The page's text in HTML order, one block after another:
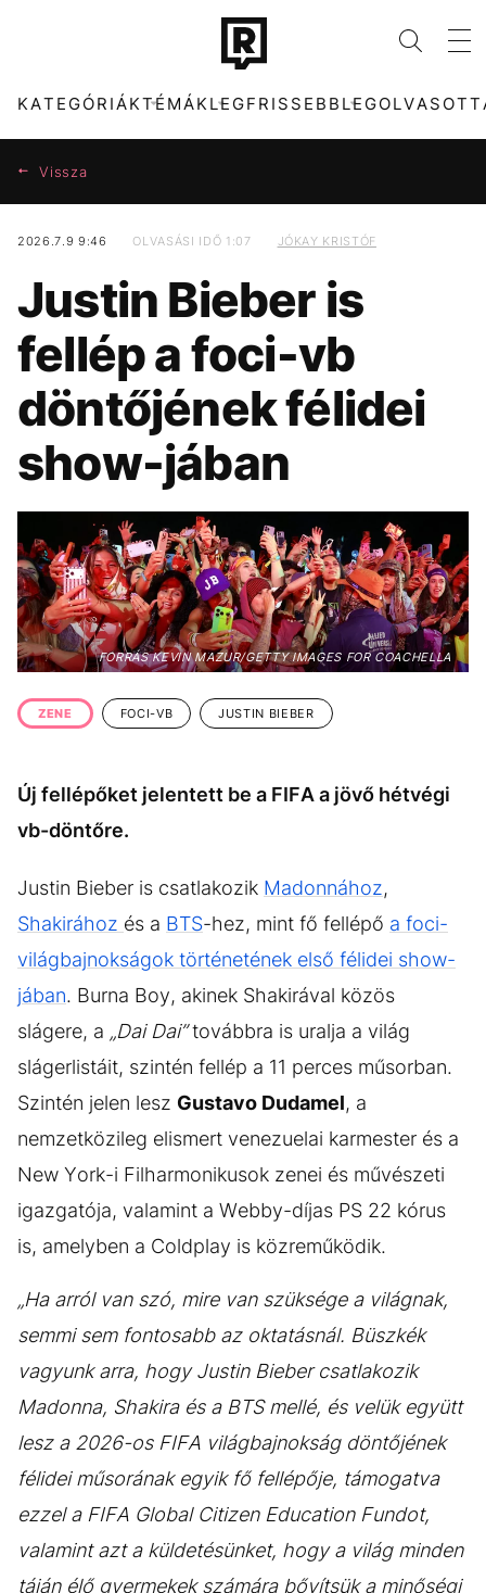
KATEGÓRIÁKTÉMÁKLEGFRISSEBB
ZENE DIVAT
KULTÚRA ENTR
FILM + SOROZAT TECH-TUDOMÁNY
SPORT TÁRSADALOM
ÉLETMÓD DESIGN
BESZÉLGETÉSEK ARCOK
VIDEÓ TÖRTÉNETEK
GASZTRO
FIDESZ CELEB
SEBESTYÉN BALÁZS KONCERT
PARLAMENT ENERGIAVÁLSÁG
MTVA DUNA
Vissza
2026.7.9 9:46 OLVASÁSI IDŐ 1:07 JÓKAY KRISTÓF
Justin Bieber is
fellép a foci-vb
döntőjének félidei
show-jában
FORRÁS KEVIN MAZUR/GETTY IMAGES FOR COACHELLA
ZENE FOCI-VB JUSTIN BIEBER
Új fellépőket jelentett be a FIFA a jövő hétvégi
vb-döntőre.
Justin Bieber is csatlakozik Madonnához,
Shakirához és a BTS-hez, mint fő fellépő a foci-
világbajnokságok történetének első félidei show-
jában. Burna Boy, akinek Shakirával közös
slágere, a „Dai Dai”továbbra is uralja a világ
slágerlistáit, szintén fellép a 11 perces műsorban.
Szintén jelen lesz Gustavo Dudamel, a
nemzetközileg elismert venezuelai karmester és a
New York-i Filharmonikusok zenei és művészeti
igazgatója, valamint a Webby-díjas PS 22 kórus
is, amelyben a Coldplay is közreműködik.
„Ha arról van szó, mire van szüksége a világnak,
semmi sem fontosabb az oktatásnál. Büszkék
vagyunk arra, hogy Justin Bieber csatlakozik
Madonna, Shakira és a BTS mellé, és velük együtt
lesz a 2026-os FIFA világbajnokság döntőjének
félidei műsorának egyik fő fellépője, támogatva
ezzel a FIFA Global Citizen Education Fundot,
valamint azt a küldetésünket, hogy a világ minden
táján élő gyermekek számára bővítsük a minőségi